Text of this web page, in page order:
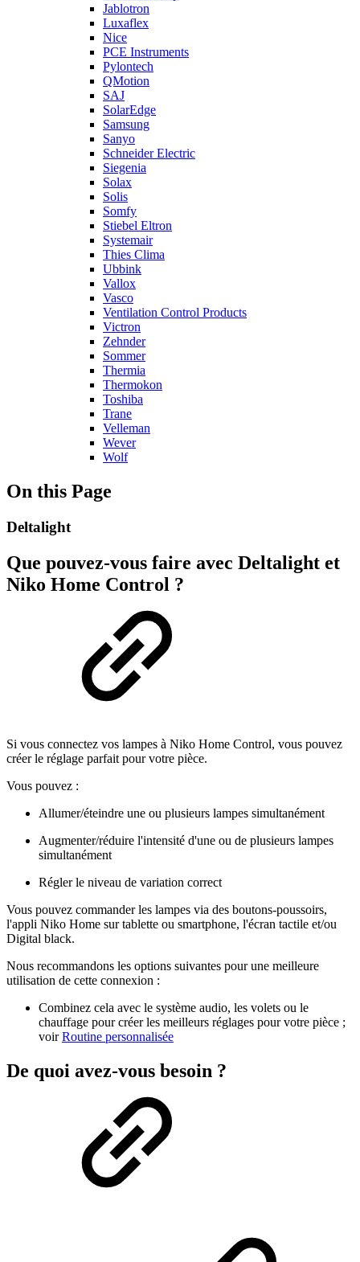
Jablotron
Luxaflex
Nice
PCE Instruments
Pylontech
QMotion
SAJ
SolarEdge
Samsung
Sanyo
Schneider Electric
Siegenia
Solax
Solis
Somfy
Stiebel Eltron
Systemair
Thies Clima
Ubbink
Vallox
Vasco
Ventilation Control Products
Victron
Zehnder
Sommer
Thermia
Thermokon
Toshiba
Trane
Velleman
Wever
Wolf
On this Page
Deltalight
Que pouvez-vous faire avec Deltalight et
Niko Home Control ?
Si vous connectez vos lampes à Niko Home Control, vous pouvez
créer le réglage parfait pour votre pièce.
Vous pouvez :
Allumer/éteindre une ou plusieurs lampes simultanément
Augmenter/réduire l'intensité d'une ou de plusieurs lampes
simultanément
Régler le niveau de variation correct
Vous pouvez commander les lampes via des boutons-poussoirs,
l'appli Niko Home sur tablette ou smartphone, l'écran tactile et/ou
Digital black.
Nous recommandons les options suivantes pour une meilleure
utilisation de cette connexion :
Combinez cela avec le système audio, les volets ou le
chauffage pour créer les meilleurs réglages pour votre pièce ;
voirRoutine personnalisée
De quoi avez-vous besoin ?